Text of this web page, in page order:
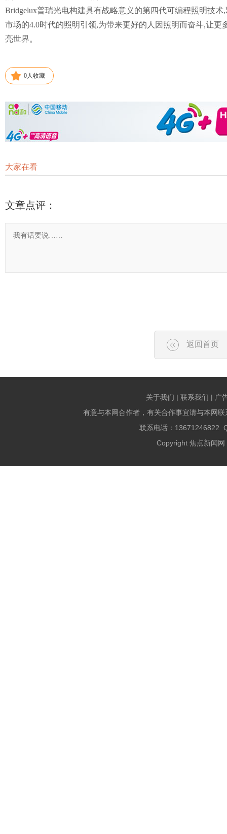
Bridgelux普瑞光电构建具有战略意义的第四代可编程照明技
市场的4.0时代的照明引领,为带来更好的人因照明而奋斗,让
亮世界。
0人收藏
大家在看
文章点评：
返回首页
关于我们 | 联系我们 | 广
有意与本网合作者，有关合作事宜请与本网
联系电话：13671246822
Copyright 焦点新闻